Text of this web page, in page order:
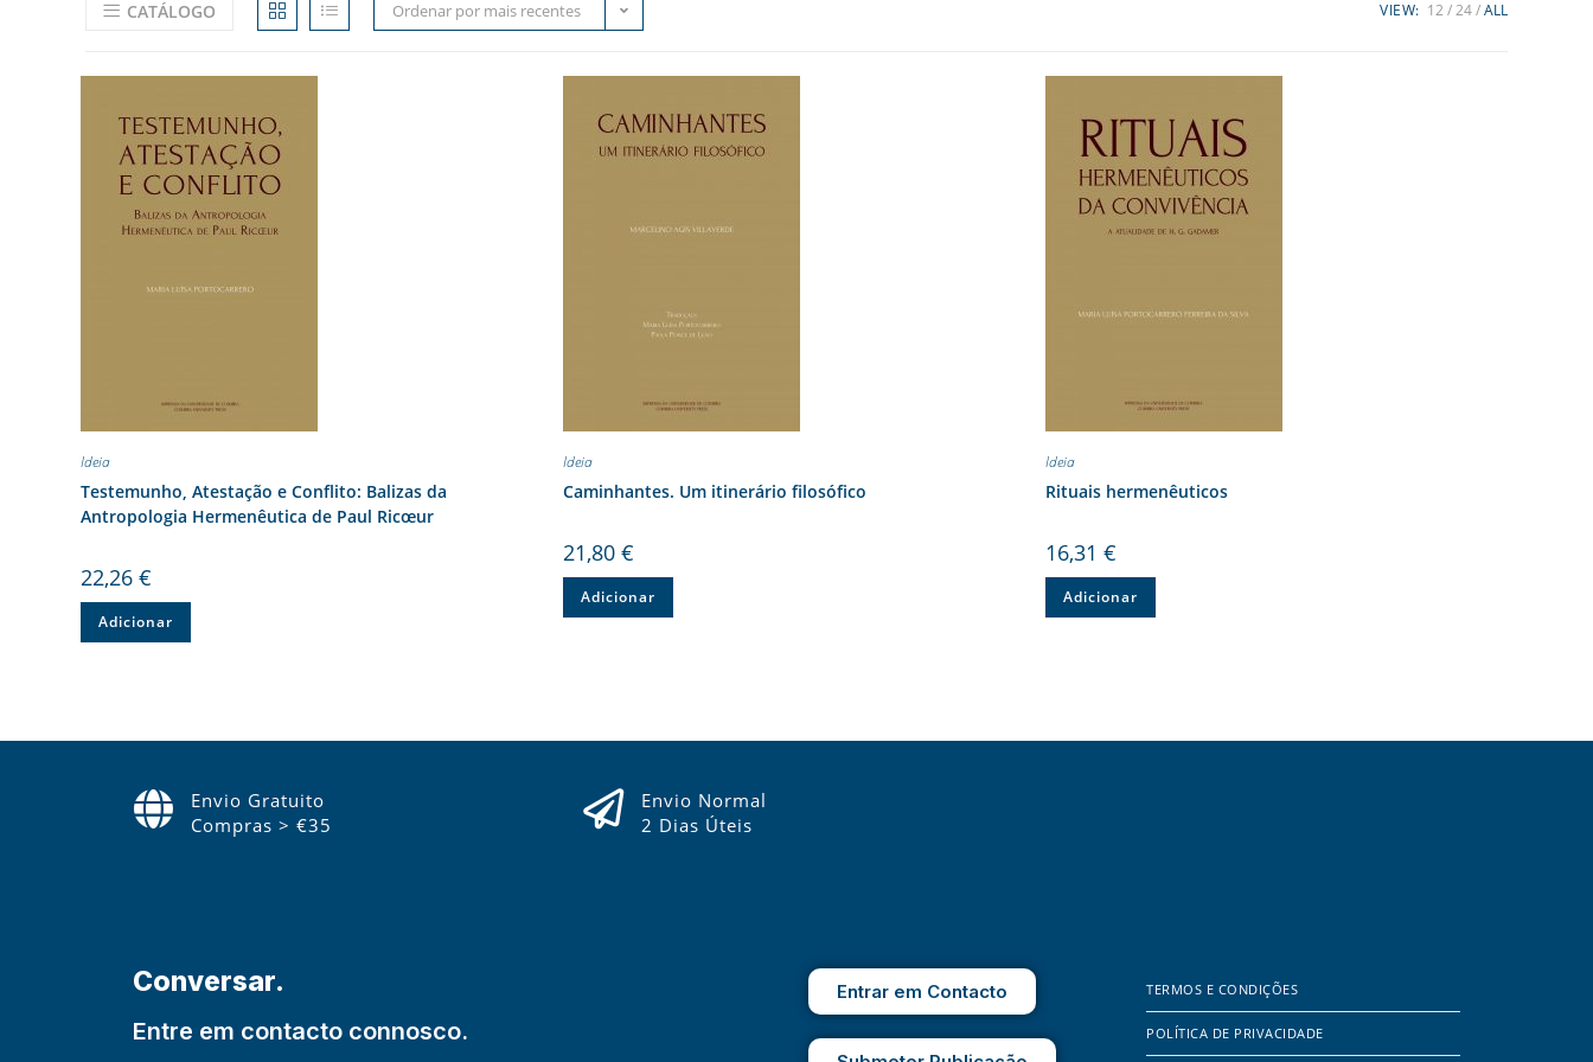
CATÁLOGO Ordenar por mais recentes VIEW: 12 24 ALL
Ideia
Testemunho, Atestação e Conflito: Balizas da
Antropologia Hermenêutica de Paul Ricœur
22,26€
Adicionar
Ideia
Caminhantes. Um itinerário filosófico
21,80 €
Adicionar
Ideia
Rituais hermenêuticos
16,31 €
Adicionar
Envio Gratuito
Compras > €35
Envio Normal
2 Dias Úteis
Conversar.
Entre em contacto connosco.
Entrar em Contacto TERMOS E CONDIÇÕES
POLÍTICA DE PRIVACIDADE